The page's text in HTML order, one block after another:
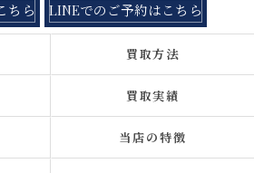
ちら LINEでのご予約はこちら
買取方法
買取実績
当店の特徴